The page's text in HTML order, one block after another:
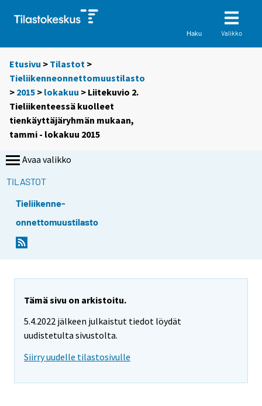
Haku Valikko
Etusivu > Tilastot >
Tieliikenneonnettomuustilasto
> 2015 > lokakuu > Liitekuvio 2.
Tieliikenteessä kuolleet
tienkäyttäjäryhmän mukaan,
tammi - lokakuu 2015
Avaa valikko
TILASTOT
Tieliikenne-
onnettomuustilasto
Tämä sivu on arkistoitu.
5.4.2022 jälkeen julkaistut tiedot löydät
uudistetulta sivustolta.
Siirry uudelle tilastosivulle